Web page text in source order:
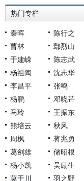
热门专栏
秦晖 陈行之
曹林
鄢烈山
于建嵘
陈志武
杨祖陶
沈志华
李昌平
张鸣
杨鹏
邓晓芒
马玲
王振东
熊培云
秋风
周枫
蒋兆勇
葛剑雄
储昭根
杨小凯
吴励生
莫于川
羽之野